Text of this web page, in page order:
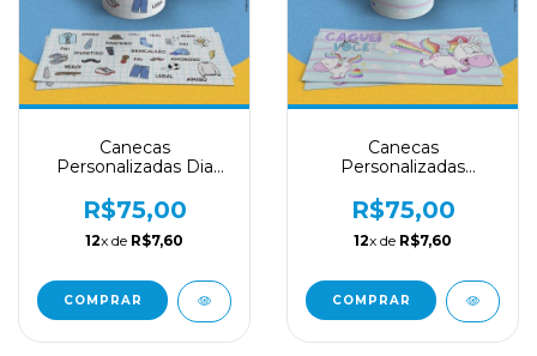
Canecas
Personalizadas Dia
Únicas
R$75,00
12x de R$7,60
COMPRAR
Canecas
Personalizadas
De Unicórnio
R$75,00
12x de R$7,60
COMPRAR